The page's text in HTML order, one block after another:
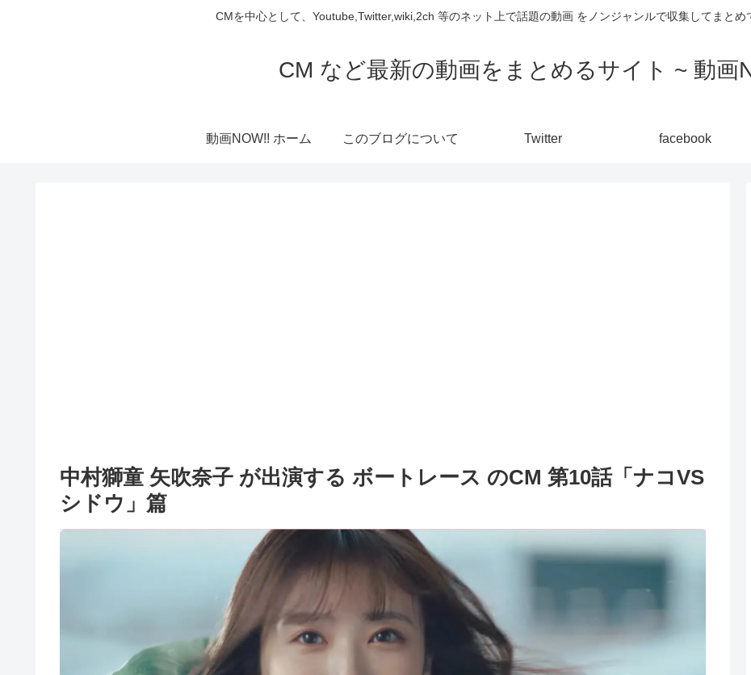
CMを中心として、Youtube,Twitter,wiki,2ch 等のネット上で話題の動画 をノンジャンルで収集してまとめ
CM など最新の動画をまとめるサイト ~ 動画
動画NOW!! ホーム このブログについて Twitter facebook
中村獅童 矢吹奈子 が出演する ボートレース のCM 第10話「ナコVS
シドウ」篇